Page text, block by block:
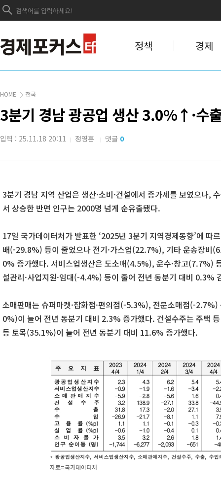
정책 경제
HOME 전국
3분기 경남 광공업 생산 3.0%↑·
입력 : 25.11.18 20:11 | 정영훈 | 댓글 0
3분기 경남 지역 산업은 생산·소비·건설에서 증가세를 보였으나,
서 상승한 반면 인구는 2000명 넘게 순유출됐다.
17일 국가데이터처가 발표한 ‘2025년 3분기 지역경제동향’에
배(-29.8%) 등이 줄었으나 전기·가스업(22.7%), 기타 운송장비
0% 증가했다. 서비스업생산은 도소매(4.5%), 운수·창고(7.7%)
설관리·사업지원·임대(-4.4%) 등이 줄어 전년 동분기 대비 0.3%
소매판매는 슈퍼마켓·잡화점·편의점(-5.3%), 전문소매점(-
0%)이 늘어 전년 동분기 대비 2.3% 증가했다. 건설수주는 주택
등 토목(35.1%)이 늘어 전년 동분기 대비 11.6% 증가했다.
자료=국가데이터처